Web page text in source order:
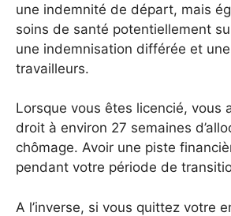
une indemnité de départ, mais
soins de santé potentiellement
une indemnisation différée et
travailleurs.
Lorsque vous êtes licencié, vous
droit à environ 27 semaines
chômage. Avoir une piste
pendant votre période de
A l’inverse, si vous quittez votre